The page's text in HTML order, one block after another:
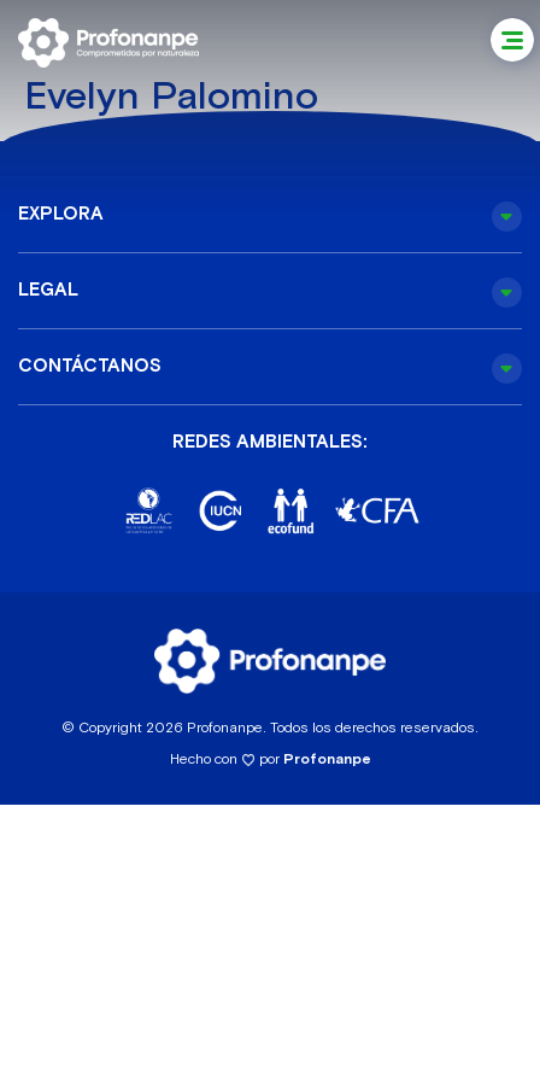
Evelyn Palomino
EXPLORA
LEGAL
CONTÁCTANOS
REDES AMBIENTALES:
© Copyright 2026 Profonanpe. Todos los derechos reservados.
Hecho con
por Profonanpe